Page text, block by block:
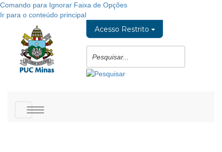
Comando para Ignorar Faixa de Opções
Ir para o conteúdo principal
Acesso Restrito
Toggle
navigation